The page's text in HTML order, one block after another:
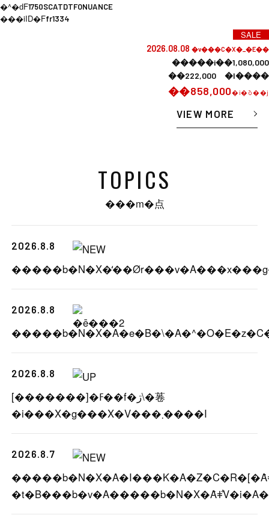
�^�ԁF1750SCATDTFONUANCE
���iID�Ffr1334
SALE
2026.08.08 �v���C�X�_�E��
�����i��1,080,000
��222,000 �l����
��858,000�i�ō��j
VIEW MORE
TOPICS
���m�点
2026.8.8
2026.8.8
2026.8.8
[�������]�ߓ��f�ڗ\�菤
�i���X�g���X�V���܂����I
2026.8.7